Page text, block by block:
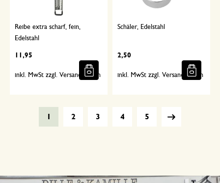
Reibe extra scharf, fein,
Edelstahl
11,95
inkl. MwSt zzgl. Versandkosten
Schäler, Edelstahl
2,50
inkl. MwSt zzgl. Versandkosten
2 3 4 5